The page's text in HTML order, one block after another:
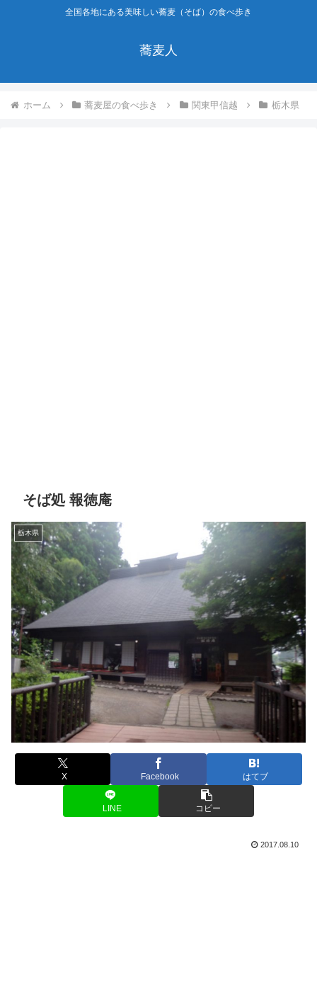
全国各地にある美味しい蕎麦（そば）の食べ歩き
蕎麦人
ホーム 蕎麦屋の食べ歩き 関東甲信越 栃木県
そば処 報徳庵
栃木県
X Facebook はてブ
LINE コピー
2017.08.10